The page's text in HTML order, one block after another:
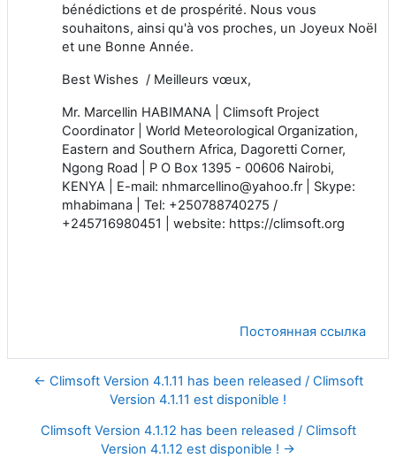
bénédictions et de prospérité. Nous vous
souhaitons, ainsi qu'à vos proches, un Joyeux Noël
et une Bonne Année.
Best Wishes / Meilleurs vœux,
Mr. Marcellin HABIMANA | Climsoft Project
Coordinator | World Meteorological Organization,
Eastern and Southern Africa, Dagoretti Corner,
Ngong Road | P O Box 1395 - 00606 Nairobi,
KENYA | E-mail: nhmarcellino@yahoo.fr | Skype:
mhabimana | Tel: +250788740275 /
+245716980451 | website: https://climsoft.org
Постоянная ссылка
← Climsoft Version 4.1.11 has been released / Climsoft
Version 4.1.11 est disponible !
Climsoft Version 4.1.12 has been released / Climsoft
Version 4.1.12 est disponible ! →